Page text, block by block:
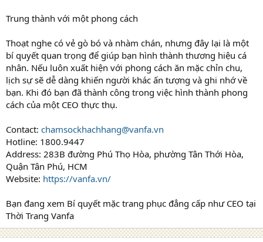
Trung thành với một phong cách
Thoạt nghe có vẻ gò bó và nhàm chán, nhưng đây lại là một
bí quyết quan trọng để giúp bạn hình thành thương hiệu cá
nhân. Nếu luôn xuất hiện với phong cách ăn mặc chỉn chu,
lịch sự sẽ dễ dàng khiến người khác ấn tượng và ghi nhớ về
bạn. Khi đó bạn đã thành công trong việc hình thành phong
cách của một CEO thực thụ.
Contact: chamsockhachhang@vanfa.vn
Hotline: 1800.9447
Address: 283B đường Phú Thọ Hòa, phường Tân Thới Hòa,
Quận Tân Phú, HCM
Website: https://vanfa.vn/
Bạn đang xem Bí quyết mặc trang phục đẳng cấp như CEO tại
Thời Trang Vanfa